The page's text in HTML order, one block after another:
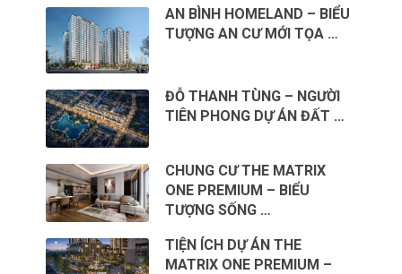
AN BÌNH HOMELAND – BIỂU
TƯỢNG AN CƯ MỚI TỌA …
ĐỖ THANH TÙNG – NGƯỜI
TIÊN PHONG DỰ ÁN ĐẤT …
CHUNG CƯ THE MATRIX
ONE PREMIUM – BIỂU
TƯỢNG SỐNG …
TIỆN ÍCH DỰ ÁN THE
MATRIX ONE PREMIUM –